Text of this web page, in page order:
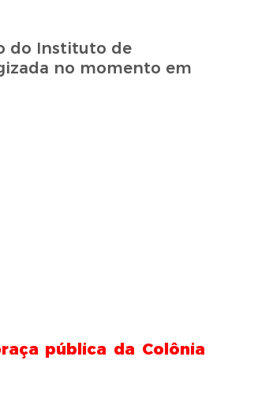
do Instituto de
no momento em
pública da Colônia